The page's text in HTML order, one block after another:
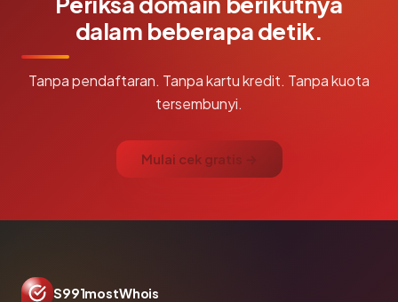
dalam beberapa detik.
Tanpa pendaftaran. Tanpa kartu kredit. Tanpa kuota
tersembunyi.
Mulai cek gratis →
S991mostWhois